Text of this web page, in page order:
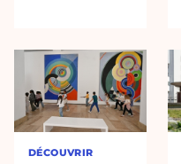
DÉCOUVRIR